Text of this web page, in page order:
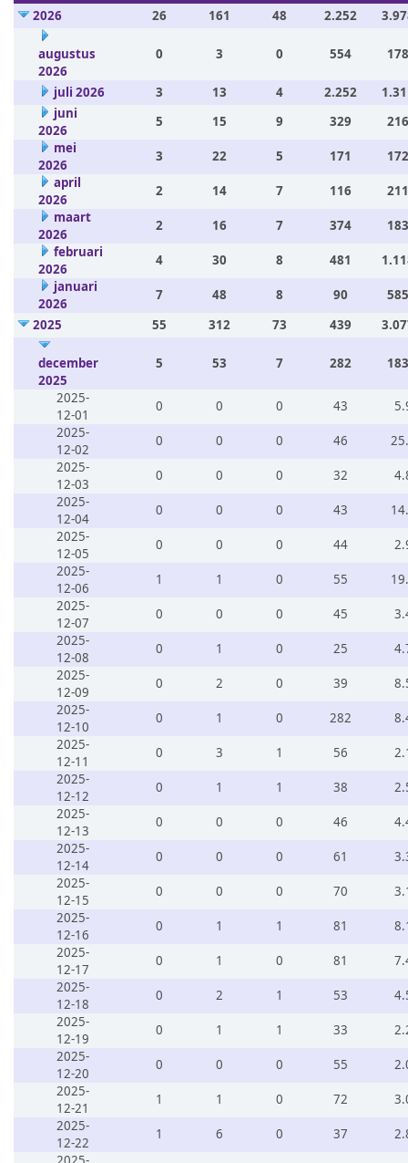
2026 26 161 48 2.252
augustus
2026
0 3 0 554
juli 2026 3 13 4 2.252
juni
2026
5 15 9 329
mei
2026
3 22 5 171
april
2026
2 14 7 116
maart
2026
2 16 7 374
februari
2026
4 30 8 481
januari
2026
7 48 8 90
2025
55 312 73 439
december
2025
5 53 7 282
2025-
12-01
0 0 0 43
2025-
12-02
0 0 0 46
2025-
12-03
0 0 0 32
2025-
12-04
0 0 0 43
2025-
12-05
0 0 0 44
2025-
12-06
1 1 0 55
2025-
12-07
0 0 0 45
2025-
12-08
0 1 0 25
2025-
12-09
0 2 0 39
2025-
12-10
0 1 0 282
2025-
12-11
0 3 1 56
2025-
12-12
0 1 1 38
2025-
12-13
0 0 0 46
2025-
12-14
0 0 0 61
2025-
12-15
0 0 0 70
2025-
12-16
0 1 1 81
2025-
12-17
0 1 0 81
2025-
12-18
0 2 1 53
2025-
12-19
0 1 1 33
2025-
12-20
0 0 0 55
2025-
12-21
1 1 0 72
2025-
12-22
1 6 0 37